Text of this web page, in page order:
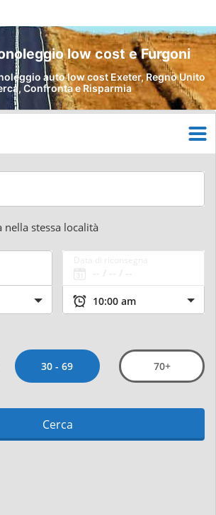
low cost e Furgoni
auto low cost Exeter, Regno Unito
Confronta e Risparmia
nella stessa località
30 - 69 70+
Cerca